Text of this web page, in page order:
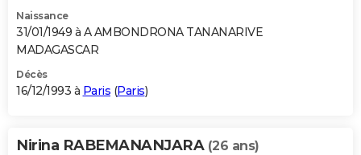
Naissance
31/01/1949 à A AMBONDRONA TANANARIVE
MADAGASCAR
Décès
16/12/1993 à Paris (Paris)
Nirina RABEMANANJARA (26 ans)